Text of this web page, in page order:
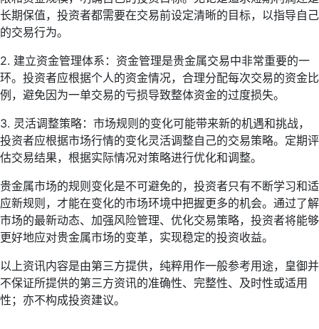
长期保值，投资者都需要在交易前设定清晰的目标，以指导自己
的交易行为。
2. 建立资金管理体系：资金管理是贵金属交易中非常重要的一
环。投资者应根据个人的资金情况，合理分配每次交易的资金比
例，避免因为一单交易的亏损导致整体资金的过度损失。
3. 灵活调整策略：市场规则的变化可能带来新的机遇和挑战，
投资者应根据市场行情的变化灵活调整自己的交易策略。定期评
估交易结果，根据实际情况对策略进行优化和调整。
贵金属市场的规则变化是不可避免的，投资者只有不断学习和适
应新规则，才能在变化的市场环境中把握更多的机会。通过了解
市场的最新动态、加强风险管理、优化交易策略，投资者将能够
更好地应对贵金属市场的变革，实现稳定的投资收益。
以上资讯内容是由第三方提供，纯粹用作一般参考用途，皇御并
不保证所提供的第三方资讯的准确性、完整性、及时性或适用
性；亦不构成投资建议。